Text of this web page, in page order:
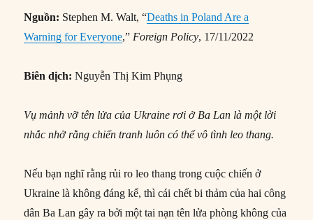
Nguồn: Stephen M. Walt, “Deaths in Poland Are a
Warning for Everyone,” Foreign Policy, 17/11/2022
Biên dịch: Nguyễn Thị Kim Phụng
Vụ mảnh vỡ tên lửa của Ukraine rơi ở Ba Lan là một lời
nhắc nhở rằng chiến tranh luôn có thể vô tình leo thang.
Nếu bạn nghĩ rằng rủi ro leo thang trong cuộc chiến ở
Ukraine là không đáng kể, thì cái chết bi thảm của hai công
dân Ba Lan gây ra bởi một tai nạn tên lửa phòng không của